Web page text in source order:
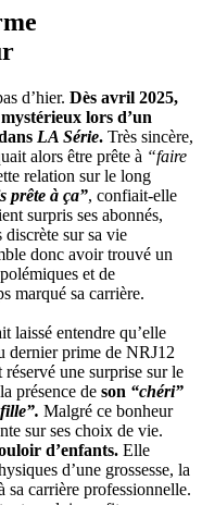
d’hier. Dès avril 2025,
lors d’un
LA Série. Très sincère,
alors être prête à “faire
relation sur le long
prête à ça”, confiait-elle
surpris ses abonnés,
sur sa vie
donc avoir trouvé un
et de
marqué sa carrière.
laissé entendre qu’elle
dernier prime de NRJ12
une surprise sur le
présence de son “chéri”
Malgré ce bonheur
sur ses choix de vie.
d’enfants. Elle
d’une grossesse, la
sa carrière professionnelle.